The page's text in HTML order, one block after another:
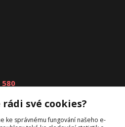
580
rádi své cookies?
ke správnému fungování našeho e-